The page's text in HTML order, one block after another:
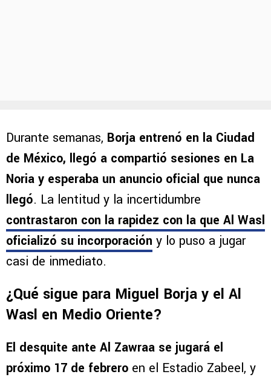
Durante semanas, Borja entrenó en la Ciudad
de México, llegó a compartió sesiones en La
Noria y esperaba un anuncio oficial que nunca
llegó. La lentitud y la incertidumbre
contrastaron con la rapidez con la que Al Wasl
oficializó su incorporación y lo puso a jugar
casi de inmediato.
¿Qué sigue para Miguel Borja y el Al
Wasl en Medio Oriente?
El desquite ante Al Zawraa se jugará el
próximo 17 de febrero en el Estadio Zabeel, y